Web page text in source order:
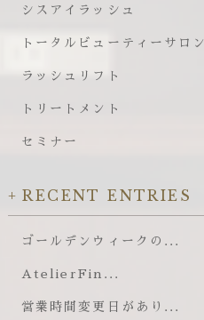
シスアイラッシュ
トータルビューティーサロン
ラッシュリフト
トリートメント
セミナー
RECENT ENTRIES
ゴールデンウィークの...
AtelierFin...
営業時間変更日があり...